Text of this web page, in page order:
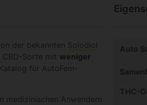
der bekannten Solodiol
CBD-Sorte mit weniger
für AutoFem-
medizinischen Anwendern
Auto
THC-